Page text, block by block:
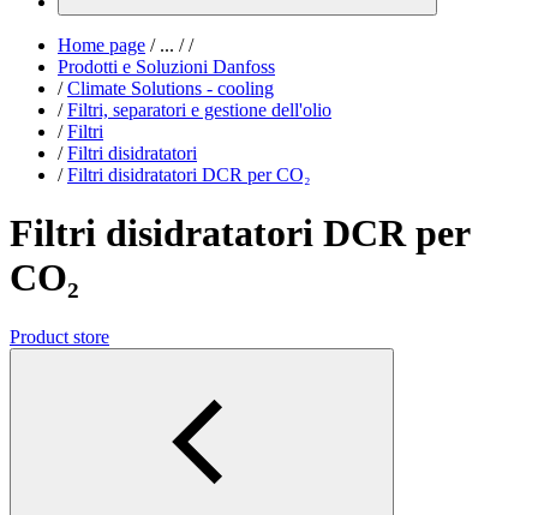
Home page /... / /
Prodotti e Soluzioni Danfoss
/ Climate Solutions - cooling
/ Filtri, separatori e gestione dell'olio
/ Filtri
/ Filtri disidratatori
/ Filtri disidratatori DCR per CO₂
Filtri disidratatori DCR per
CO₂
Product store